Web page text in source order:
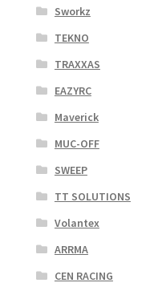
Sworkz
TEKNO
TRAXXAS
EAZYRC
Maverick
MUC-OFF
SWEEP
TT SOLUTIONS
Volantex
ARRMA
CEN RACING